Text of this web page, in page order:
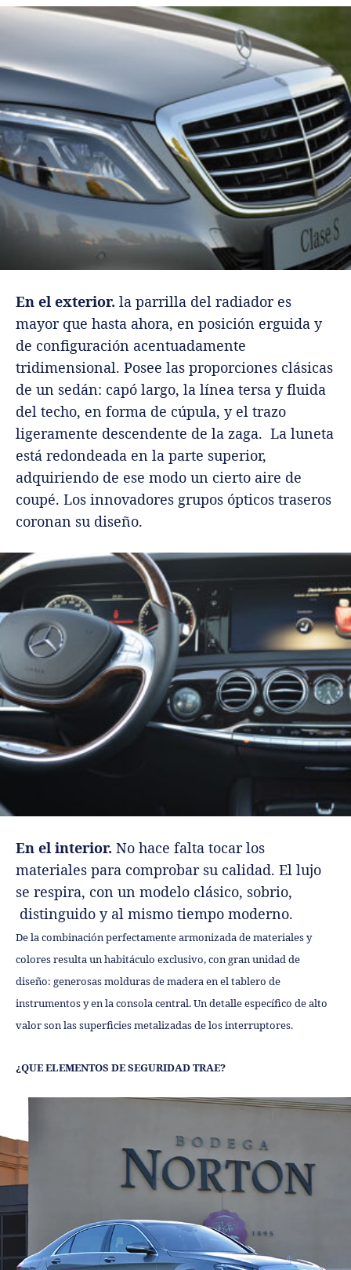
En el exterior. la parrilla del radiador es
mayor que hasta ahora, en posición erguida y
de configuración acentuadamente
tridimensional. Posee las proporciones clásicas
de un sedán: capó largo, la línea tersa y fluida
del techo, en forma de cúpula, y el trazo
ligeramente descendente de la zaga. La luneta
está redondeada en la parte superior,
adquiriendo de ese modo un cierto aire de
coupé. Los innovadores grupos ópticos traseros
coronan su diseño.
En el interior. No hace falta tocar los
materiales para comprobar su calidad. El lujo
se respira, con un modelo clásico, sobrio,
distinguido y al mismo tiempo moderno.
De la combinación perfectamente armonizada de materiales y
colores resulta un habitáculo exclusivo, con gran unidad de
diseño: generosas molduras de madera en el tablero de
instrumentos y en la consola central. Un detalle específico de alto
valor son las superficies metalizadas de los interruptores.
¿QUE ELEMENTOS DE SEGURIDAD TRAE?